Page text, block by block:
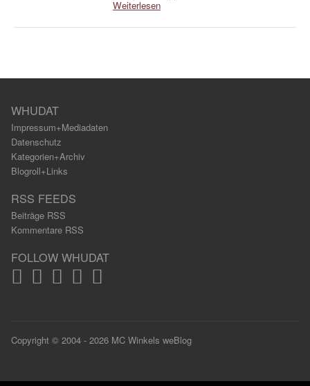
Weiterlesen
WHUDAT
Impressum+Mediadaten
Datenschutz
Kategorien+Archiv
Blogroll+Links
RSS FEEDS
Beiträge RSS
Kommentare RSS
FOLLOW WHUDAT
Copyright © 2004 - 2026 MC Winkels weBlog